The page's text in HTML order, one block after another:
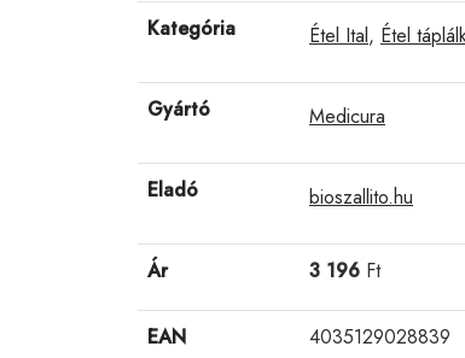
Kategória Étel Ital, Étel
Gyártó Medicura
Eladó bioszallito.hu
Ár 3 196 Ft
EAN 4035129028839